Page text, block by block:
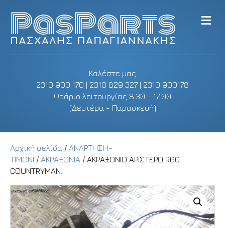
Καλέστε μας
2310 900 170 | 2310 829 327 | 2310 900178
Ωράριο λειτουργίας 8:30 - 17:00
(Δευτέρα - Παρασκευή)
M
e
Αρχική σελίδα / ΑΝΑΡΤΗΣΗ-
ΤΙΜΟΝΙ / ΑΚΡΑΞΟΝΙΑ / ΑΚΡΑΞΟΝΙΟ ΑΡΙΣΤΕΡΟ R60
COUNTRYMAN.